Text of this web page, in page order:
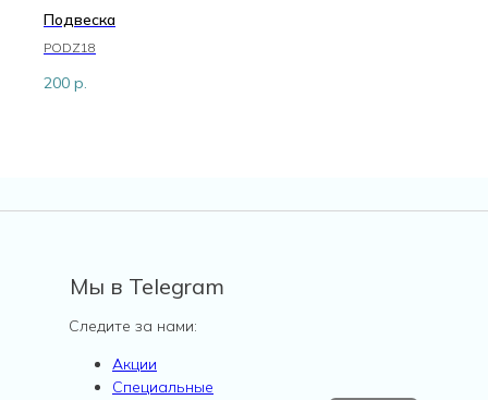
Подвеска
PODZ18
200 р.
Следите за нами:
Акции
Специальные
Мы в Telegram